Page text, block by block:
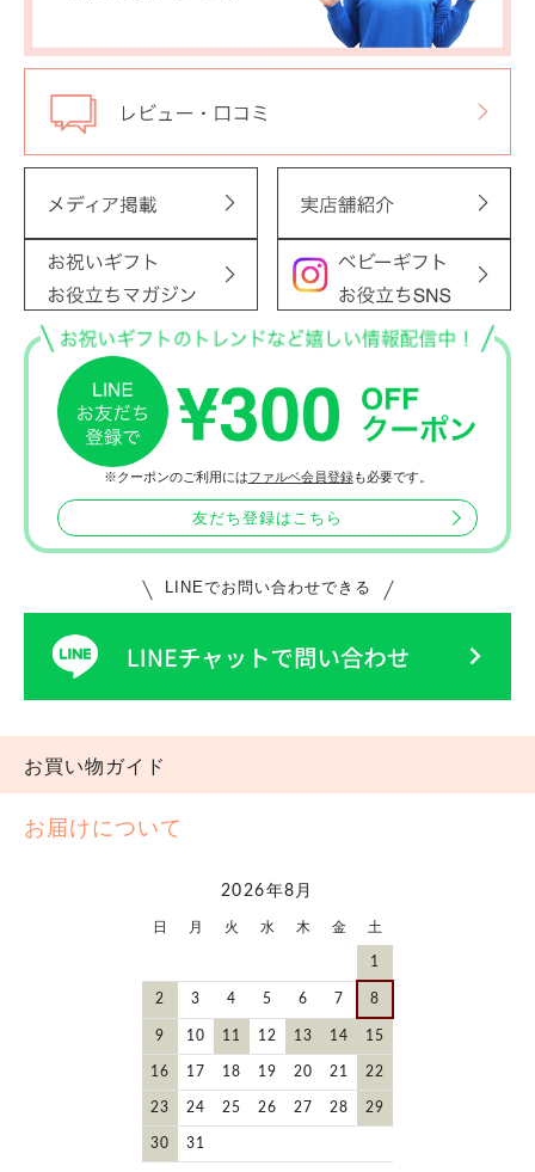
※クーポンのご利用にはファルベ会員登録も必要です。
友だち登録はこちら
LINEでお問い合わせできる
お買い物ガイド
お届けについて
2026年8月
日 月 火 水 木 金 土
1
2 3 4 5 6 7 8
9 10 11 12 13 14 15
16 17 18 19 20 21 22
23 24 25 26 27 28 29
30 31